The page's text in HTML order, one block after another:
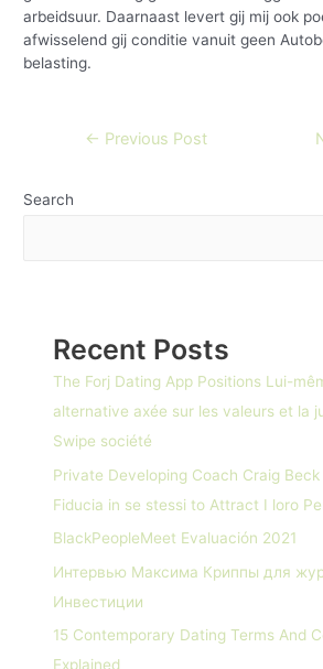
arbeidsuur. Daarnaast levert gij mij ook
afwisselend gij conditie vanuit geen
belasting.
← Previous Post
Search
Recent Posts
The Forj Dating App Positions Lui-
alternative axée sur les valeurs et la
Swipe société
Private Developing Coach Craig Beck
Fiducia in se stessi to Attract I loro
BlackPeopleMeet Evaluación 2021
Интервью Максима Криппы для
Инвестиции
15 Contemporary Dating Terms And
Explained